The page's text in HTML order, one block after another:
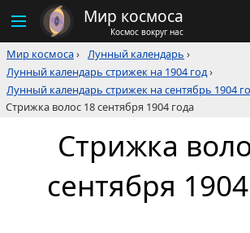
Мир космоса
Космос вокруг нас
Мир космоса› Лунный календарь ›
Лунный календарь стрижек на 1904 год›
Лунный календарь стрижек на сентябрь 1904
Стрижка волос 18 сентября 1904 года
Стрижка
сентября